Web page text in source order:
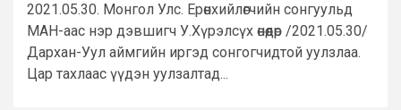
2021.05.30. Монгол Улс. Ерөнхийлөгчийн сонгуульд
МАН-аас нэр дэвшигч У.Хүрэлсүх өнөөдөр /2021.05.30/
Дархан-Уул аймгийн иргэд сонгогчидтой уулзлаа.
Цар тахлаас үүдэн уулзалтад...